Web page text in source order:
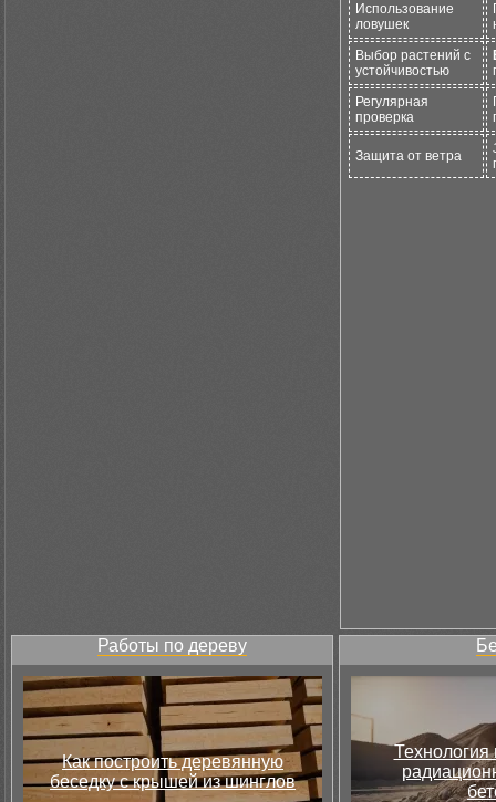
Использование
ловушек
Выбор растений с
устойчивостью
Регулярная
проверка
Защита от ветра
Работы по дереву
Как построить деревянную
беседку с крышей из шинглов
Технология